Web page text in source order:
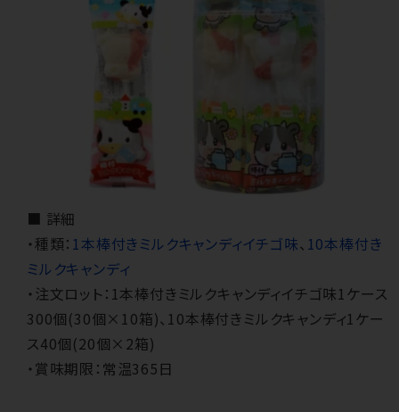
■ 詳細
・種類： 1本棒付きミルクキャンディイチゴ味、 10本棒付き
ミルクキャンディ
・注文ロット：1本棒付きミルクキャンディイチゴ味1ケース
300個(30個×10箱)、10本棒付きミルクキャンディ1ケー
ス40個(20個×2箱)
・賞味期限：常温365日